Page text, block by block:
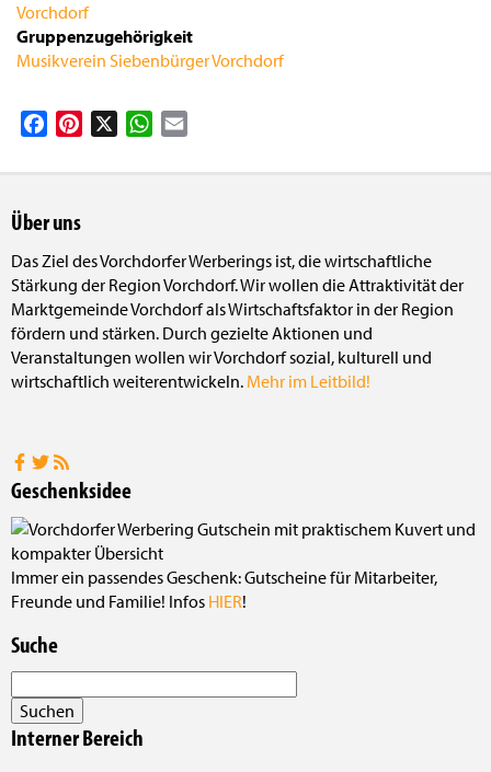
Vorchdorf
Gruppenzugehörigkeit
Musikverein Siebenbürger Vorchdorf
FacebookPinterest WhatsApp
Über uns
Das Ziel des Vorchdorfer Werberings ist, die wirtschaftliche
Stärkung der Region Vorchdorf. Wir wollen die Attraktivität der
Marktgemeinde Vorchdorf als Wirtschaftsfaktor in der Region
fördern und stärken. Durch gezielte Aktionen und
Veranstaltungen wollen wir Vorchdorf sozial, kulturell und
wirtschaftlich weiterentwickeln. Mehr im Leitbild!
Geschenksidee
Immer ein passendes Geschenk: Gutscheine für Mitarbeiter,
Freunde und Familie! Infos HIER!
Suche
Interner Bereich